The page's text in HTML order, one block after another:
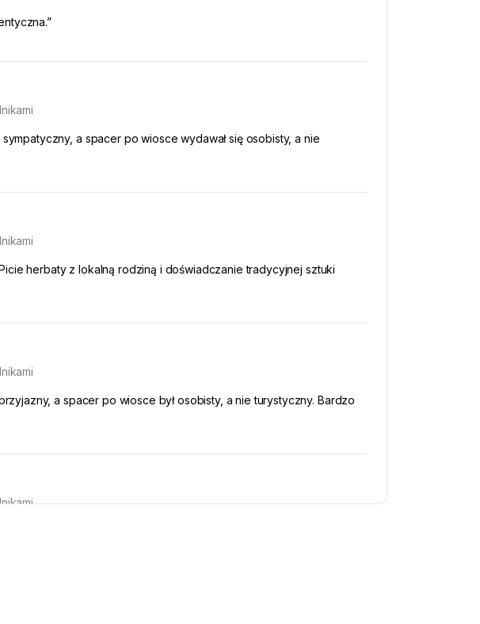
a spacer po wiosce wydawał się osobisty, a nie
herbaty z lokalną rodziną i doświadczanie tradycyjnej sztuki
a spacer po wiosce był osobisty, a nie turystyczny. Bardzo
a domowy obiad był smaczny i syty. Urocza, półdniowa